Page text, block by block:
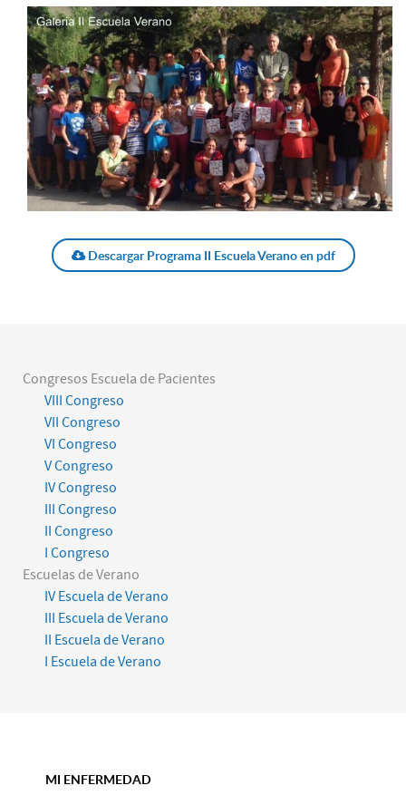
Descargar Programa II Escuela Verano en pdf
Congresos Escuela de Pacientes
VIII Congreso
VII Congreso
VI Congreso
V Congreso
IV Congreso
III Congreso
II Congreso
I Congreso
Escuelas de Verano
IV Escuela de Verano
III Escuela de Verano
II Escuela de Verano
I Escuela de Verano
MI ENFERMEDAD